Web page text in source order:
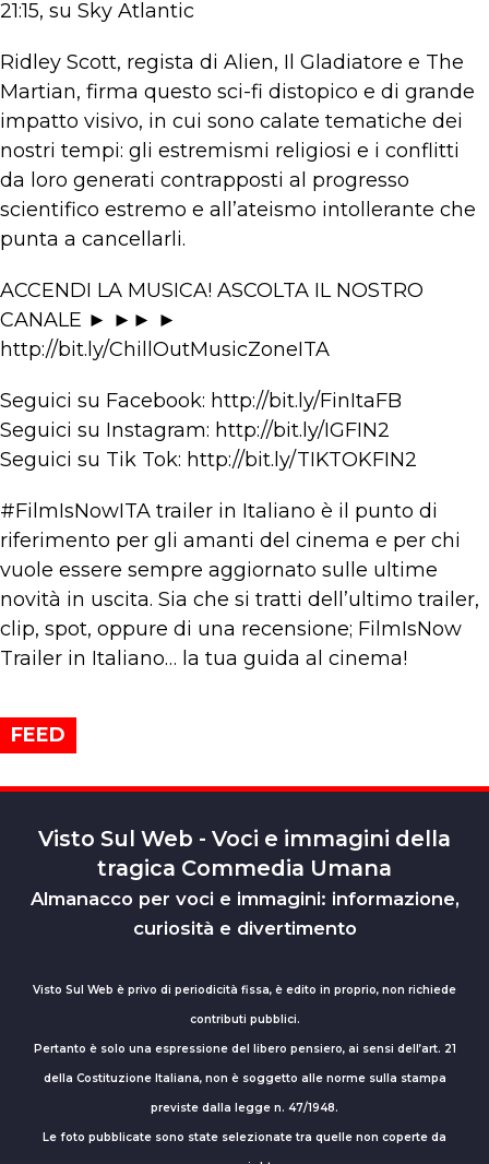
21:15, su Sky Atlantic
Ridley Scott, regista di Alien, Il Gladiatore e The
Martian, firma questo sci-fi distopico e di grande
impatto visivo, in cui sono calate tematiche dei
nostri tempi: gli estremismi religiosi e i conflitti
da loro generati contrapposti al progresso
scientifico estremo e all’ateismo intollerante che
punta a cancellarli.
ACCENDI LA MUSICA! ASCOLTA IL NOSTRO
CANALE ► ►► ►
http://bit.ly/ChillOutMusicZoneITA
Seguici su Facebook: http://bit.ly/FinItaFB
Seguici su Instagram: http://bit.ly/IGFIN2
Seguici su Tik Tok: http://bit.ly/TIKTOKFIN2
#FilmIsNowITA trailer in Italiano è il punto di
riferimento per gli amanti del cinema e per chi
vuole essere sempre aggiornato sulle ultime
novità in uscita. Sia che si tratti dell’ultimo trailer,
clip, spot, oppure di una recensione; FilmIsNow
Trailer in Italiano… la tua guida al cinema!
FEED
Visto Sul Web - Voci e immagini della
tragica Commedia Umana
Almanacco per voci e immagini: informazione,
curiosità e divertimento
Visto Sul Web è privo di periodicità fissa, è edito in proprio, non richiede
contributi pubblici.
Pertanto è solo una espressione del libero pensiero, ai sensi dell’art. 21
della Costituzione Italiana, non è soggetto alle norme sulla stampa
previste dalla legge n. 47/1948.
Le foto pubblicate sono state selezionate tra quelle non coperte da